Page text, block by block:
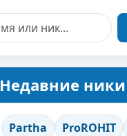
Недавние ники
Partha ProROHIT